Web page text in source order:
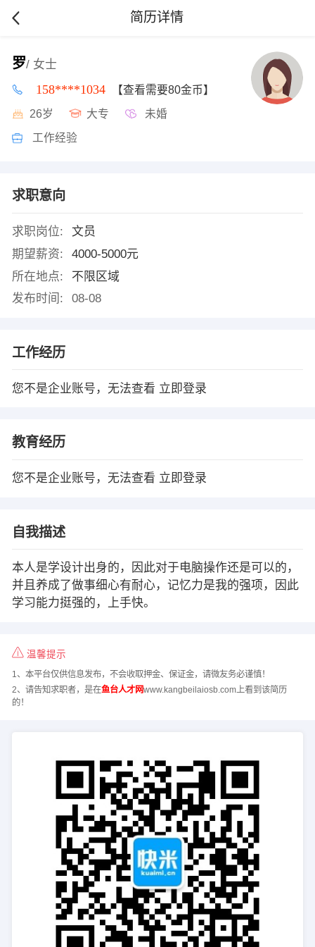
简历详情
罗/ 女士
158****1034 【查看需要80金币】
26岁 大专 未婚
工作经验
求职意向
求职岗位:
文员
期望薪资:
4000-5000元
所在地点:
不限区域
发布时间:
08-08
工作经历
您不是企业账号，无法查看 立即登录
教育经历
您不是企业账号，无法查看 立即登录
自我描述
本人是学设计出身的，因此对于电脑操作还是可以的，
并且养成了做事细心有耐心，记忆力是我的强项，因此
学习能力挺强的，上手快。
温馨提示
1、本平台仅供信息发布，不会收取押金、保证金，请微友务必谨慎！
2、请告知求职者，是在鱼台人才网www.kangbeilaiosb.com上看到该简历
的！